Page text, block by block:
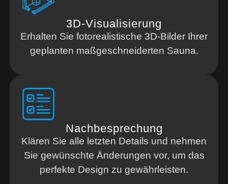
3D-Visualisierung
Erhalten Sie fotorealistische 3D-Bilder Ihrer
geplanten maßgeschneiderten Sauna.
Nachbesprechung
Klären Sie alle letzten Details und nehmen
Sie gewünschte Änderungen vor, um das
perfekte Design zu gewährleisten.